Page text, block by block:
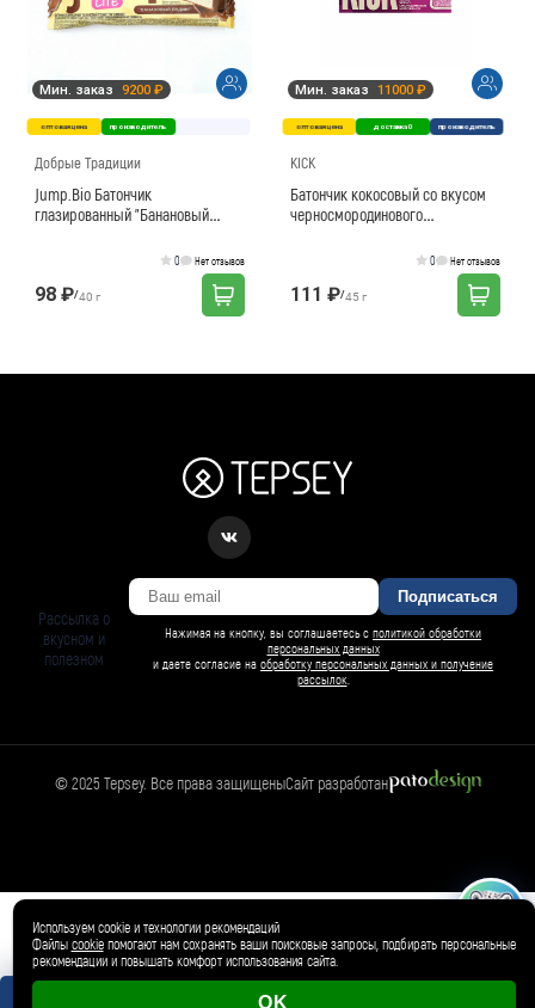
🛍️ Магазин
Товар добавлен в корзину ✓
Мин. заказ 9200 ₽
оптовая цена производитель
Добрые Традиции
Jump.Bio Батончик
глазированный "Банановый
0 Нет отзывов
98 ₽/40 г
Мин. заказ 11000 ₽
оптовая цена доставка 0 производитель
KICK
Батончик кокосовый со вкусом
черносмородинового
0 Нет отзывов
111 ₽/45 г
Рассылка о
вкусном и
полезном
Подписаться
Нажимая на кнопку, вы соглашаетесь с политикой обработки
персональных данных
и даете согласие на обработку персональных данных и получение
рассылок
© 2025 Tepsey. Все права защищеныСайт разработан
Используем cookie и технологии рекомендаций
Файлы cookieпомогают нам сохранять ваши поисковые запросы, подбирать персональные
рекомендации и повышать комфорт использования сайта.
OK
БАРСИ ИИ